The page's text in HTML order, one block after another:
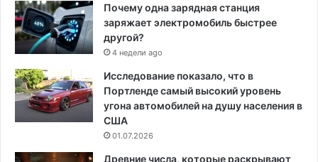
Почему одна зарядная станция
заряжает электромобиль быстрее
другой?
4 недели ago
Исследование показало, что в
Портленде самый высокий уровень
угона автомобилей на душу населения в
США
01.07.2026
Древние числа, которые раскрывают